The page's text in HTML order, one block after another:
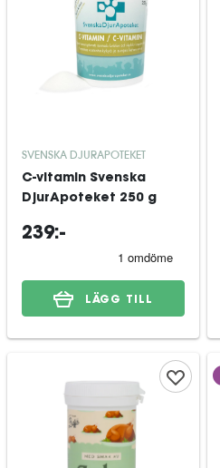
SVENSKA DJURAPOTEKET
C-vitamin Svenska
DjurApoteket 250 g
239:-
LÄGG TILL